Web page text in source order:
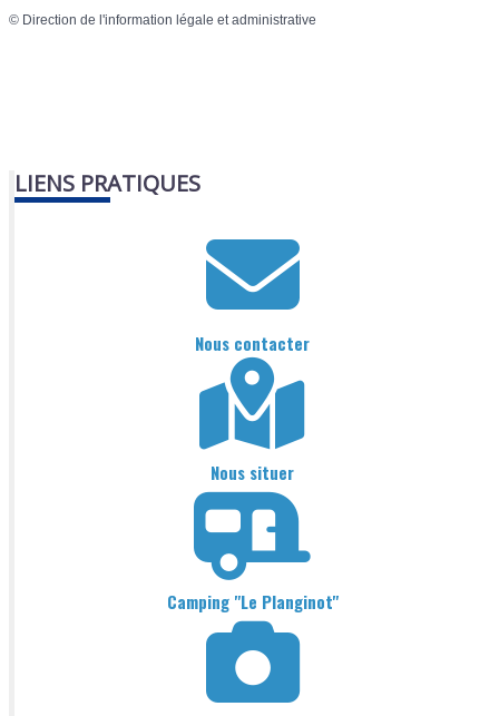
© Direction de l'information légale et administrative
LIENS PRATIQUES
Nous contacter
Nous situer
Camping "Le Planginot"